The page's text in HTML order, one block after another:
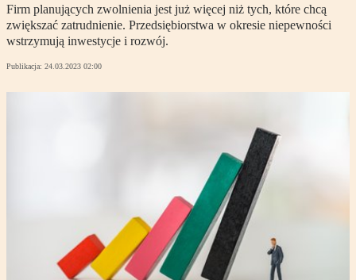
Firm planujących zwolnienia jest już więcej niż tych, które chcą
zwiększać zatrudnienie. Przedsiębiorstwa w okresie niepewności
wstrzymują inwestycje i rozwój.
Publikacja: 24.03.2023 02:00